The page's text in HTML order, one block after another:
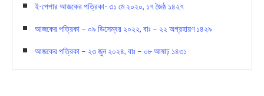
ই-পেপার আজকের পত্রিকা- ৩১ মে ২০২০, ১৭ জৈষ্ঠ ১৪২৭
আজকের পত্রিকা – ০৯ ডিসেম্বর ২০২২, বাঃ – ২২ অগ্রহায়ণ ১৪২৯
আজকের পত্রিকা – ২৩ জুন ২০২৪, বাঃ – ০৮ আষাঢ় ১৪৩১